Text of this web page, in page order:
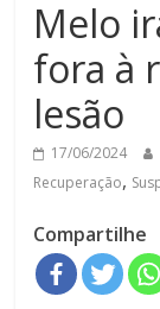
Melo
fora à
lesão
17/06/2024
Recuperação,
Compartilhe